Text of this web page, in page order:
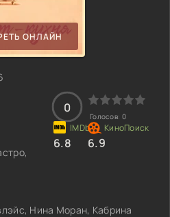
ОНЛАЙН
0
Голосов: 0
6.8 6.9
Нина Моран, Кабрина